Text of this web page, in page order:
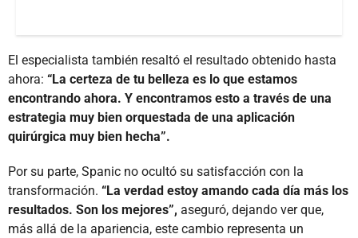
El especialista también resaltó el resultado obtenido hasta
ahora: “La certeza de tu belleza es lo que estamos
encontrando ahora. Y encontramos esto a través de una
estrategia muy bien orquestada de una aplicación
quirúrgica muy bien hecha”.
Por su parte, Spanic no ocultó su satisfacción con la
transformación. “La verdad estoy amando cada día más los
resultados. Son los mejores”, aseguró, dejando ver que,
más allá de la apariencia, este cambio representa un